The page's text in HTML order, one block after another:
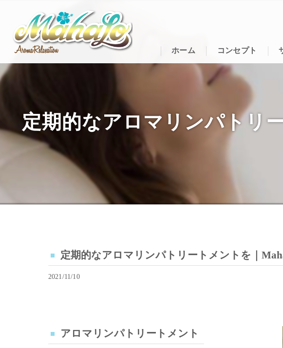
ホーム コンセプト
定期的なアロマリンパトリ
定期的なアロマリンパトリートメントを｜
2021/11/10
アロマリンパトリートメント